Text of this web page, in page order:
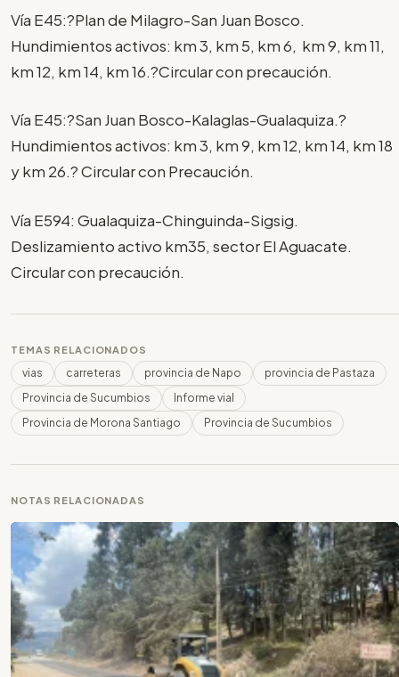
Vía E45:?Plan de Milagro-San Juan Bosco.
Hundimientos activos: km 3, km 5, km 6, km 9, km 11,
km 12, km 14, km 16.?Circular con precaución.
Vía E45:?San Juan Bosco-Kalaglas-Gualaquiza.?
Hundimientos activos: km 3, km 9, km 12, km 14, km 18
y km 26.? Circular con Precaución.
Vía E594: Gualaquiza-Chinguinda-Sigsig.
Deslizamiento activo km35, sector El Aguacate.
Circular con precaución.
TEMAS RELACIONADOS
vias carreteras provincia de Napo
provincia de Pastaza
Provincia de Sucumbios
Informe vial
Provincia de Morona Santiago
Provincia de Sucumbios
NOTAS RELACIONADAS